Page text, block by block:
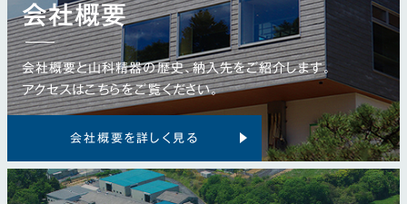
会社概要
会社概要と山科精器の歴史、納入先をご紹介します。
アクセスはこちらをご覧ください。
会社概要を詳しく見る